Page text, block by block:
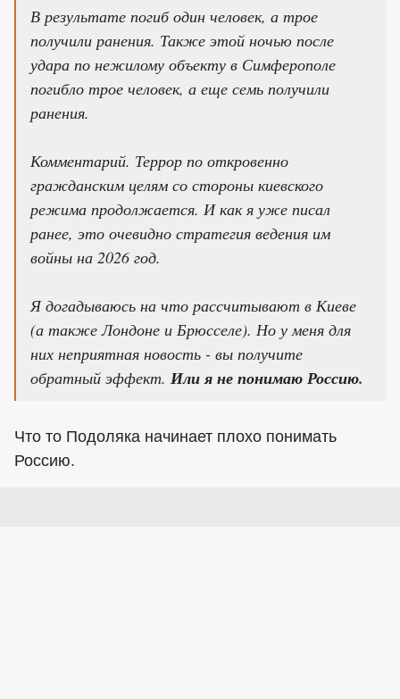
В результате погиб один человек, а трое
получили ранения. Также этой ночью после
удара по нежилому объекту в Симферополе
погибло трое человек, а еще семь получили
ранения.
Комментарий. Террор по откровенно
гражданским целям со стороны киевского
режима продолжается. И как я уже писал
ранее, это очевидно стратегия ведения им
войны на 2026 год.
Я догадываюсь на что рассчитывают в Киеве
(а также Лондоне и Брюсселе). Но у меня для
них неприятная новость - вы получите
обратный эффект. Или я не понимаю Россию.
Что то Подоляка начинает плохо понимать
Россию.